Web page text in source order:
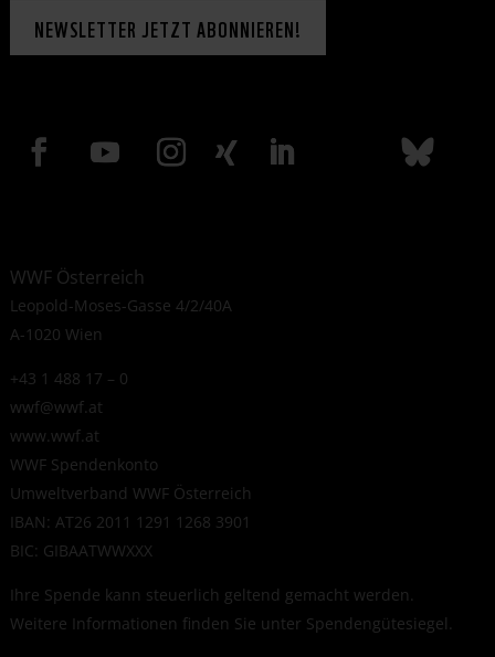
NEWSLETTER JETZT ABONNIEREN!
WWF Österreich
Leopold-Moses-Gasse 4/2/40A
A-1020 Wien
+43 1 488 17 – 0
wwf@wwf.at
www.wwf.at
WWF Spendenkonto
Umweltverband WWF Österreich
IBAN: AT26 2011 1291 1268 3901
BIC: GIBAATWWXXX
Ihre Spende kann steuerlich geltend gemacht werden.
Weitere Informationen finden Sie unter Spendengütesiegel.